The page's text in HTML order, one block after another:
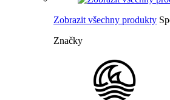
Zobrazit všechny produkty
Značky